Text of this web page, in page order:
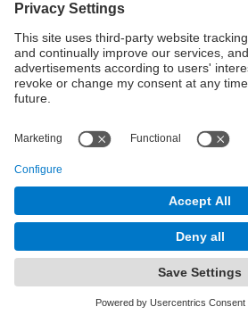
Except where otherwise noted,
licensed under a Creative Commons
NonCommercial-NoDerivs 4.0 Generic
© UPC Universitat Politècnica
BarcelonaTech
Legal warning